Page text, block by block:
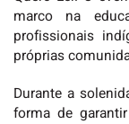
marco na
profissionais
próprias
Durante a
forma de